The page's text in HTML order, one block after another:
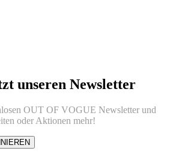
unseren Newsletter
OUT OF VOGUE Newsletter und
oder Aktionen mehr!